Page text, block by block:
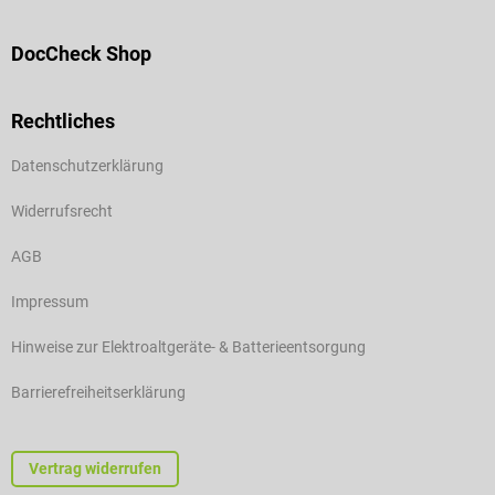
DocCheck Shop
Rechtliches
Datenschutzerklärung
Widerrufsrecht
AGB
Impressum
Hinweise zur Elektroaltgeräte- & Batterieentsorgung
Barrierefreiheitserklärung
Vertrag widerrufen